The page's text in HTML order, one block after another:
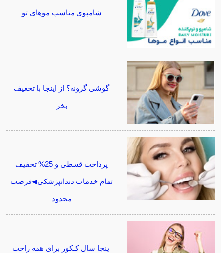
شامپوی مناسب موهای تو
گوشی گرونه؟ از اینجا با تخغیف
بخر
پرداخت قسطی و 25% تخفیف
تمام خدمات دندانپزشکی◀فرصت
محدود
اینجا سال کنکور برای همه راحت